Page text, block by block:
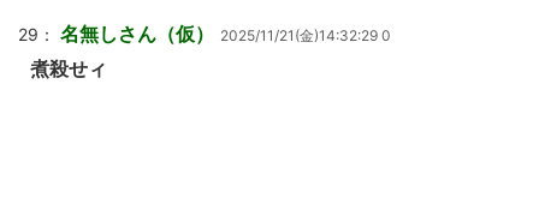
29： 名無しさん（仮） 2025/11/21(金)14:32:29 0
煮殺せィ